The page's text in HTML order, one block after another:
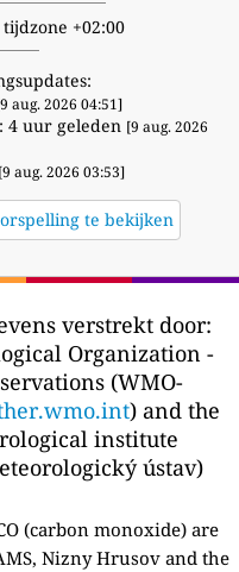
+02:00
aug. 2026 04:51]
: 4 uur geleden [9 aug. 2026
[9 aug. 2026 03:53]
te bekijken
verstrekt door:
Organization -
(WMO-
) and the
institute
ústav)
(carbon monoxide) are
Nizny Hrusov and the